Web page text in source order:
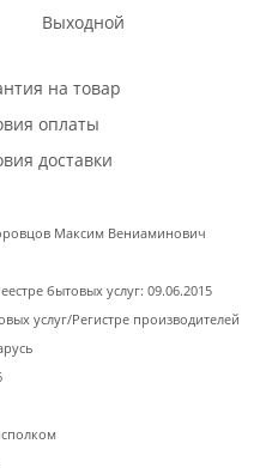
Выходной
на товар
оплаты
доставки
Максим Вениаминович
бытовых услуг: 09.06.2015
услуг/Регистре производителей